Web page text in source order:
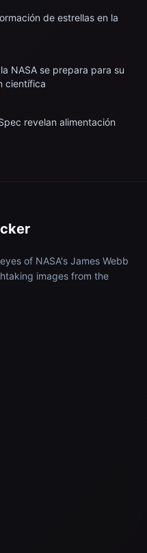
de estrellas en la
NASA se prepara para su
científica
revelan alimentación
of NASA's James Webb
images from the